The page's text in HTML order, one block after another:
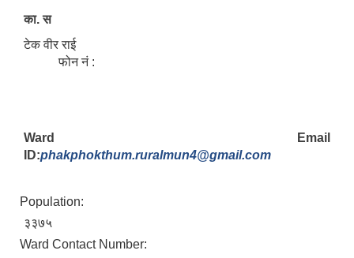
का. स
टेक वीर राई
फोन नं :
Ward Email
ID:phakphokthum.ruralmun4@gmail.com
Population:
३३७५
Ward Contact Number: